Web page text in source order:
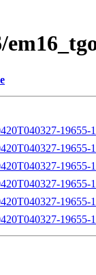
19655-
19655-
19655-
19655-
19655-